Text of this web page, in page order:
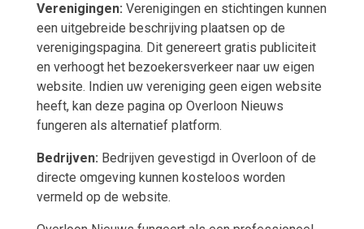
Verenigingen: Verenigingen en stichtingen kunnen
een uitgebreide beschrijving plaatsen op de
verenigingspagina. Dit genereert gratis publiciteit
en verhoogt het bezoekersverkeer naar uw eigen
website. Indien uw vereniging geen eigen website
heeft, kan deze pagina op Overloon Nieuws
fungeren als alternatief platform.
Bedrijven: Bedrijven gevestigd in Overloon of de
directe omgeving kunnen kosteloos worden
vermeld op de website.